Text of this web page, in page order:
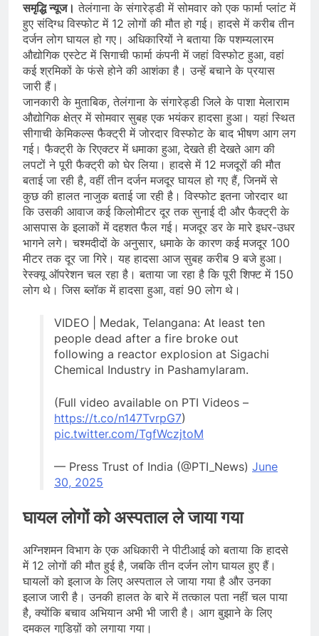
समृद्धि न्यूज। तेलंगाना के संगारेड्डी में सोमवार को एक फार्मा प्लांट में
हुए संदिग्ध विस्फोट में 12 लोगों की मौत हो गई। हादसे में करीब तीन
दर्जन लोग घायल हो गए। अधिकारियों ने बताया कि पशम्यलारम
औद्योगिक एस्टेट में सिगाची फार्मा कंपनी में जहां विस्फोट हुआ, वहां
कई श्रमिकों के फंसे होने की आशंका है। उन्हें बचाने के प्रयास
जारी हैं।
जानकारी के मुताबिक, तेलंगाना के संगारेड्डी जिले के पाशा मेलाराम
औद्योगिक क्षेत्र में सोमवार सुबह एक भयंकर हादसा हुआ। यहां स्थित
सीगाची केमिकल्स फैक्ट्री में जोरदार विस्फोट के बाद भीषण आग लग
गई। फैक्ट्री के रिएक्टर में धमाका हुआ, देखते ही देखते आग की
लपटों ने पूरी फैक्ट्री को घेर लिया। हादसे में 12 मजदूरों की मौत
बताई जा रही है, वहीं तीन दर्जन मजदूर घायल हो गए हैं, जिनमें से
कुछ की हालत नाजुक बताई जा रही है। विस्फोट इतना जोरदार था
कि उसकी आवाज कई किलोमीटर दूर तक सुनाई दी और फैक्ट्री के
आसपास के इलाकों में दहशत फैल गई। मजदूर डर के मारे इधर-उधर
भागने लगे। चश्मदीदों के अनुसार, धमाके के कारण कई मजदूर 100
मीटर तक दूर जा गिरे। यह हादसा आज सुबह करीब 9 बजे हुआ।
रेस्क्यू ऑपरेशन चल रहा है। बताया जा रहा है कि पूरी शिफ्ट में 150
लोग थे। जिस ब्लॉक में हादसा हुआ, वहां 90 लोग थे।
VIDEO | Medak, Telangana: At least ten
people dead after a fire broke out
following a reactor explosion at Sigachi
Chemical Industry in Pashamylaram.
(Full video available on PTI Videos –
https://t.co/n147TvrpG7)
pic.twitter.com/TgfWczjtoM
— Press Trust of India (@PTI_News) June
30, 2025
घायल लोगों को अस्पताल ले जाया गया
अग्निशमन विभाग के एक अधिकारी ने पीटीआई को बताया कि हादसे
में 12 लोगों की मौत हुई है, जबकि तीन दर्जन लोग घायल हुए हैं।
घायलों को इलाज के लिए अस्पताल ले जाया गया है और उनका
इलाज जारी है। उनकी हालत के बारे में तत्काल पता नहीं चल पाया
है, क्योंकि बचाव अभियान अभी भी जारी है। आग बुझाने के लिए
दमकल गाडि़य़ों को लगाया गया।